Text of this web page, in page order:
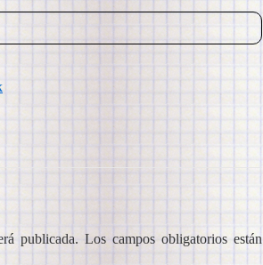
publicada. Los campos obligatorios están